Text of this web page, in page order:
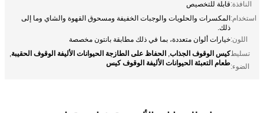
النافذة:قابلة للتخصيص
استخدام:المكسرات والحلويات والوجبات الخفيفة ومسحوق القهوة والشاي وما إلى
ذلك.
اللون:خيارات ألوان متعددة، بما في ذلك مطابقة بانتون مخصصة
تسليط
الضوء:
كيس الوقوف الجذاب, الحفاظ على الطازجة الحيوانات الأليفة الوقوف الحقيبة,
طعام التعبئة الحيوانات الأليفة الوقوف كيس